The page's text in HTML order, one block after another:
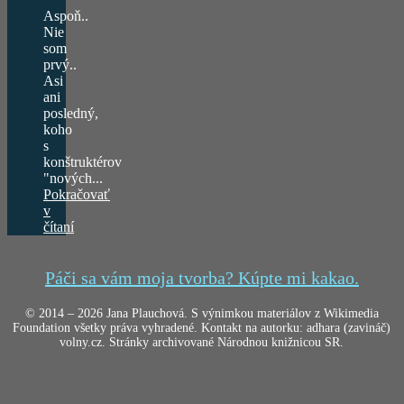
Aspoň..
Nie
som
prvý..
Asi
ani
posledný,
koho
s
konštruktérov
"nových...
Pokračovať
v
čítaní
Páči sa vám moja tvorba? Kúpte mi kakao.
© 2014 – 2026 Jana Plauchová. S výnimkou materiálov z Wikimedia
Foundation všetky práva vyhradené. Kontakt na autorku: adhara (zavináč)
volny.cz. Stránky archivované Národnou knižnicou SR.